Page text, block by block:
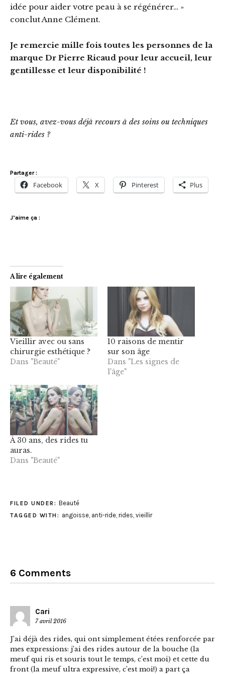
idée pour aider votre peau à se régénérer… »
conclut Anne Clément.
Je remercie mille fois toutes les personnes de la
marque Dr Pierre Ricaud pour leur accueil, leur
gentillesse et leur disponibilité !
Et vous, avez-vous déjà recours à des soins ou techniques
anti-rides ?
Partager :
Facebook X Pinterest Plus
J’aime ça :
A lire également
Vieillir avec ou sans
chirurgie esthétique ?
Dans "Beauté"
10 raisons de mentir
sur son âge
Dans "Les signes de
l'âge"
À 30 ans, des rides tu
auras.
Dans "Beauté"
FILED UNDER: Beauté
TAGGED WITH: angoisse, anti-ride, rides vieillir
6 Comments
Cari
7 avril 2016
J’ai déjà des rides, qui ont simplement étées renforcée par
mes expressions: j’ai des rides autour de la bouche (la
meuf qui ris et souris tout le temps, c’est moi) et cette du
front (la meuf ultra expressive, c’est moi!) a part ça